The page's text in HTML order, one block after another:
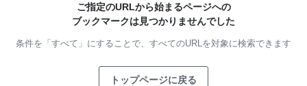
ご指定のURLから始まるページへの
ブックマークは見つかりませんでした
条件を「すべて」にすることで、 すべてのURLを対象に検索できます
トップページに戻る